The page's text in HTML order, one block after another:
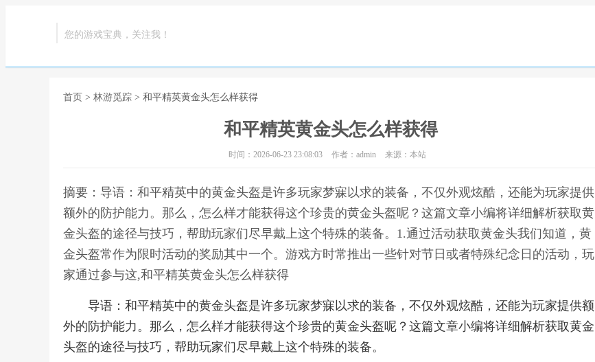
您的游戏宝典，关注我！
首页 > 林游觅踪 > 和平精英黄金头怎么样获得
和平精英黄金头怎么样获得
时间：2026-06-23 23:08:03 作者：admin 来源：本站
摘要：导语：和平精英中的黄金头盔是许多玩家梦寐以求的装备，不仅外观炫酷，还能为玩家提供
额外的防护能力。那么，怎么样才能获得这个珍贵的黄金头盔呢？这篇文章小编将详细解析获取黄
金头盔的途径与技巧，帮助玩家们尽早戴上这个特殊的装备。1.通过活动获取黄金头我们知道，黄
金头盔常作为限时活动的奖励其中一个。游戏方时常推出一些针对节日或者特殊纪念日的活动，玩
家通过参与这,和平精英黄金头怎么样获得
导语：和平精英中的黄金头盔是许多玩家梦寐以求的装备，不仅外观炫酷，还能为玩家提供额
外的防护能力。那么，怎么样才能获得这个珍贵的黄金头盔呢？这篇文章小编将详细解析获取黄金
头盔的途径与技巧，帮助玩家们尽早戴上这个特殊的装备。